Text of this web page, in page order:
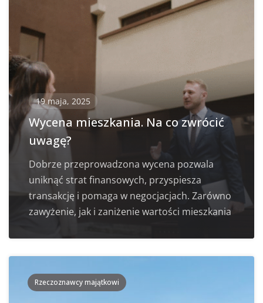
19 maja, 2025
Wycena mieszkania. Na co zwrócić
uwagę?
Dobrze przeprowadzona wycena pozwala
uniknąć strat finansowych, przyspiesza
transakcję i pomaga w negocjacjach. Zarówno
zawyżenie, jak i zaniżenie wartości mieszkania
Rzeczoznawcy majątkowi